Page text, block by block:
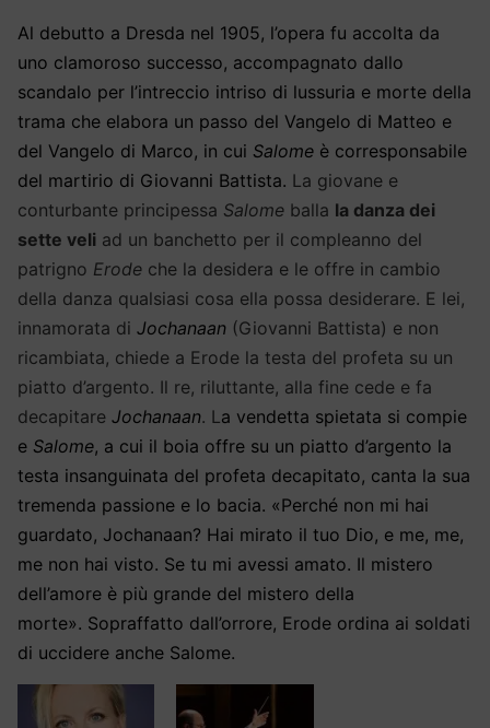
Al debutto a Dresda nel 1905, l’opera fu accolta da
uno clamoroso successo, accompagnato dallo
scandalo per l’intreccio intriso di lussuria e morte della
trama che elabora un passo del Vangelo di Matteo e
del Vangelo di Marco, in cui Salome è corresponsabile
del martirio di Giovanni Battista. La giovane e
conturbante principessa Salome balla la danza dei
sette veli ad un banchetto per il compleanno del
patrigno Erode che la desidera e le offre in cambio
della danza qualsiasi cosa ella possa desiderare. E lei,
innamorata di Jochanaan (Giovanni Battista) e non
ricambiata, chiede a Erode la testa del profeta su un
piatto d’argento. Il re, riluttante, alla fine cede e fa
decapitare Jochanaan. La vendetta spietata si compie
e Salome, a cui il boia offre su un piatto d’argento la
testa insanguinata del profeta decapitato, canta la sua
tremenda passione e lo bacia. «Perché non mi hai
guardato, Jochanaan? Hai mirato il tuo Dio, e me, me,
me non hai visto. Se tu mi avessi amato. Il mistero
dell’amore è più grande del mistero della
morte». Sopraffatto dall’orrore, Erode ordina ai soldati
di uccidere anche Salome.